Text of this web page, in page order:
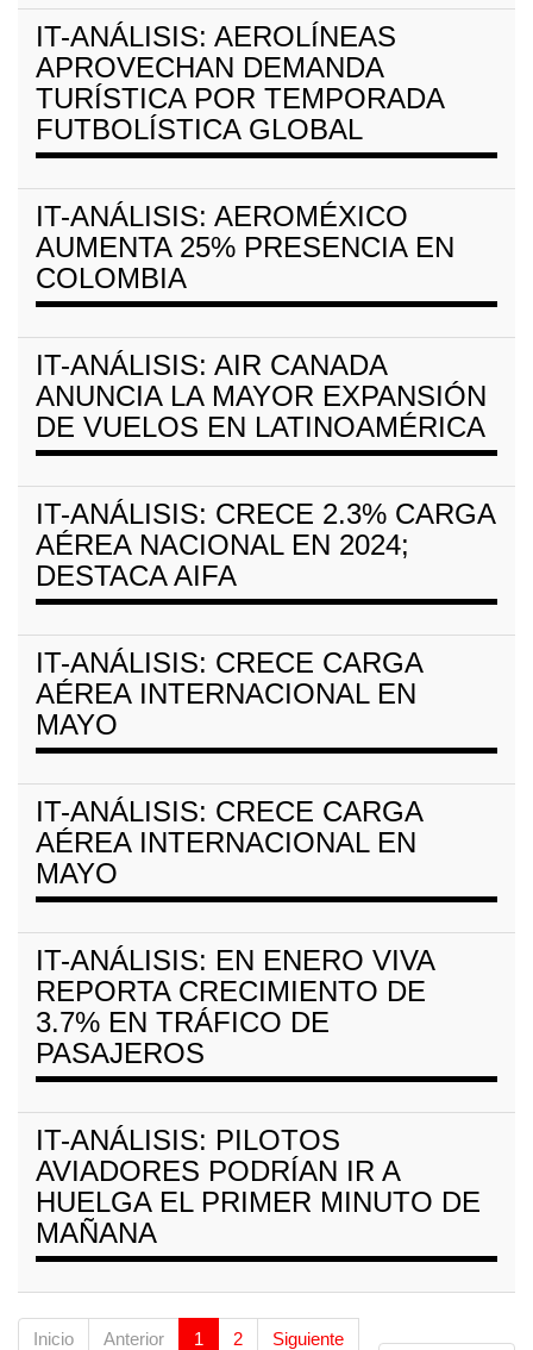
IT-ANÁLISIS: AEROLÍNEAS
APROVECHAN DEMANDA
TURÍSTICA POR TEMPORADA
FUTBOLÍSTICA GLOBAL
IT-ANÁLISIS: AEROMÉXICO
AUMENTA 25% PRESENCIA EN
COLOMBIA
IT-ANÁLISIS: AIR CANADA
ANUNCIA LA MAYOR EXPANSIÓN
DE VUELOS EN LATINOAMÉRICA
IT-ANÁLISIS: CRECE 2.3% CARGA
AÉREA NACIONAL EN 2024;
DESTACA AIFA
IT-ANÁLISIS: CRECE CARGA
AÉREA INTERNACIONAL EN
MAYO
IT-ANÁLISIS: CRECE CARGA
AÉREA INTERNACIONAL EN
MAYO
IT-ANÁLISIS: EN ENERO VIVA
REPORTA CRECIMIENTO DE
3.7% EN TRÁFICO DE
PASAJEROS
IT-ANÁLISIS: PILOTOS
AVIADORES PODRÍAN IR A
HUELGA EL PRIMER MINUTO DE
MAÑANA
Inicio Anterior 1 2 Siguiente